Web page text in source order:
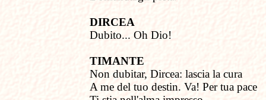
DIRCEA
Dubito... Oh Dio!
TIMANTE
Non dubitar, Dircea: lascia la cura
A me del tuo destin. Va! Per tua pace